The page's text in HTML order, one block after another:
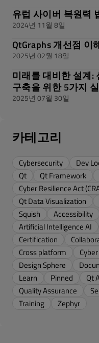
유럽 사이버 복원력
2024년 11월 8일
QtGraphs 개선점 이
2025년 02월 18일
미래를 대비한 설계:
구축을 위한 5가지
2025년 07월 30일
카테고리
Cybersecurity Dev
Qt
Qt Framework
Cyber Resilience Act
Qt Data Visualization
Squish
Accessibility
Artificial Intelligence AI
Certification
Cross platform
Design Sphere
Learn
Pinned Qt
Quality Assurance
Training
Zephyr